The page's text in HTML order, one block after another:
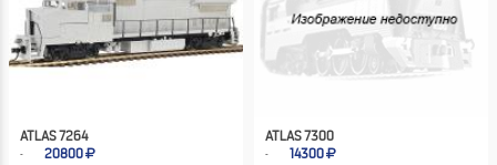
ATLAS 7264
20800
ATLAS 7300
14300